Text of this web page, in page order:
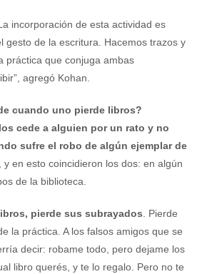
incorporación de esta actividad es
gesto de la escritura. Hacemos trazos y
práctica que conjuga ambas
agregó Kohan.
cuando uno pierde libros?
cede a alguien por un rato y no
sufre el robo de algún ejemplar de
y en esto coincidieron los dos: en algún
de la biblioteca.
pierde sus subrayados. Pierde
la práctica. A los falsos amigos que se
decir: robame todo, pero dejame los
libro querés, y te lo regalo. Pero no te